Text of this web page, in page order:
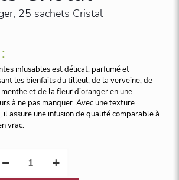
25 sachets Cristal
infusables est délicat, parfumé et
les bienfaits du tilleul, de la verveine, de
et de la fleur d’oranger en une
à ne pas manquer. Avec une texture
il assure une infusion de qualité comparable à
vrac.